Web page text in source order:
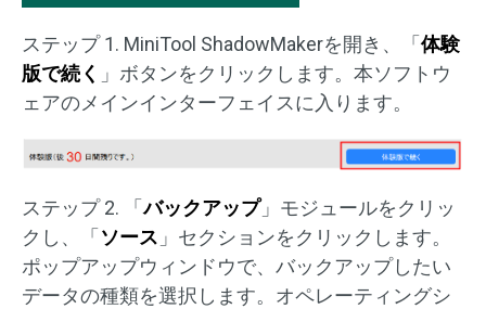
ステップ 1. MiniTool ShadowMakerを開き、「体験
版で続く 」ボタンをクリックします。本ソフトウ
ェアのメインインターフェイスに入ります。
ステップ 2. 「バックアップ」モジュールをクリッ
クし、「 ソース 」セクションをクリックします。
ポップアップウィンドウで、バックアップしたい
データの種類を選択します。オペレーティングシ